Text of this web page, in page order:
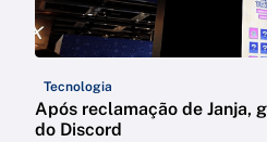
Tecnologia
Após reclamação de Janja,
do Discord